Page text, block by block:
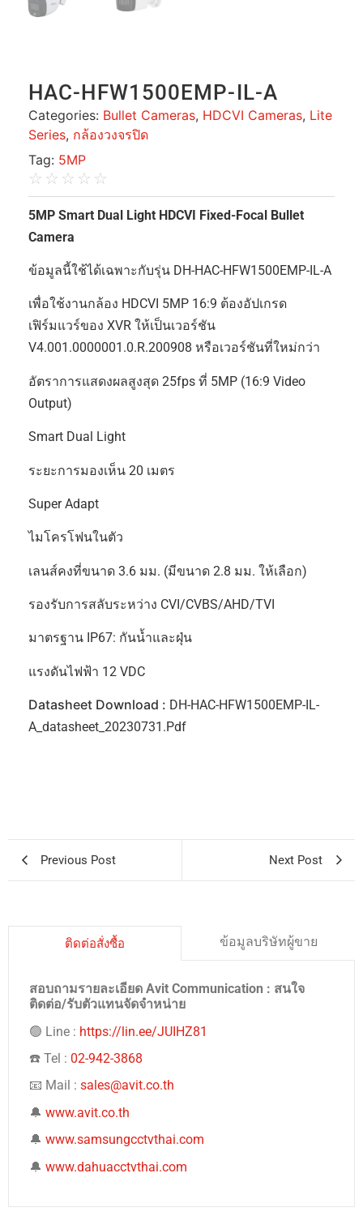
HAC-HFW1500EMP-IL-A
Categories: Bullet Cameras, HDCVI Cameras, Lite
Series, กล้องวงจรปิด
Tag: 5MP
☆ ☆ ☆ ☆ ☆
5MP Smart Dual Light HDCVI Fixed-Focal Bullet
Camera
ข้อมูลนี้ใช้ได้เฉพาะกับรุ่น DH-HAC-HFW1500EMP-IL-A
เพื่อใช้งานกล้อง HDCVI 5MP 16:9 ต้องอัปเกรด
เฟิร์มแวร์ของ XVR ให้เป็นเวอร์ชัน
V4.001.0000001.0.R.200908 หรือเวอร์ชันที่ใหม่กว่า
อัตราการแสดงผลสูงสุด 25fps ที่ 5MP (16:9 Video
Output)
Smart Dual Light
ระยะการมองเห็น 20 เมตร
Super Adapt
ไมโครโฟนในตัว
เลนส์คงที่ขนาด 3.6 มม. (มีขนาด 2.8 มม. ให้เลือก)
รองรับการสลับระหว่าง CVI/CVBS/AHD/TVI
มาตรฐาน IP67: กันน้ำและฝุ่น
แรงดันไฟฟ้า 12 VDC
Datasheet Download : DH-HAC-HFW1500EMP-IL-
A_datasheet_20230731.pdf
Previous Post Next Post
ติดต่อสั่งซื้อ ข้อมูลบริษัทผู้ขาย
สอบถามรายละเอียด Avit Communication : สนใจ
ติดต่อ/รับตัวแทนจัดจำหน่าย
🟢 Line : https://lin.ee/JUIHZ81
☎️ Tel : 02-942-3868
📧 Mail : sales@avit.co.th
🔔 www.avit.co.th
🔔 www.samsungcctvthai.com
🔔 www.dahuacctvthai.com